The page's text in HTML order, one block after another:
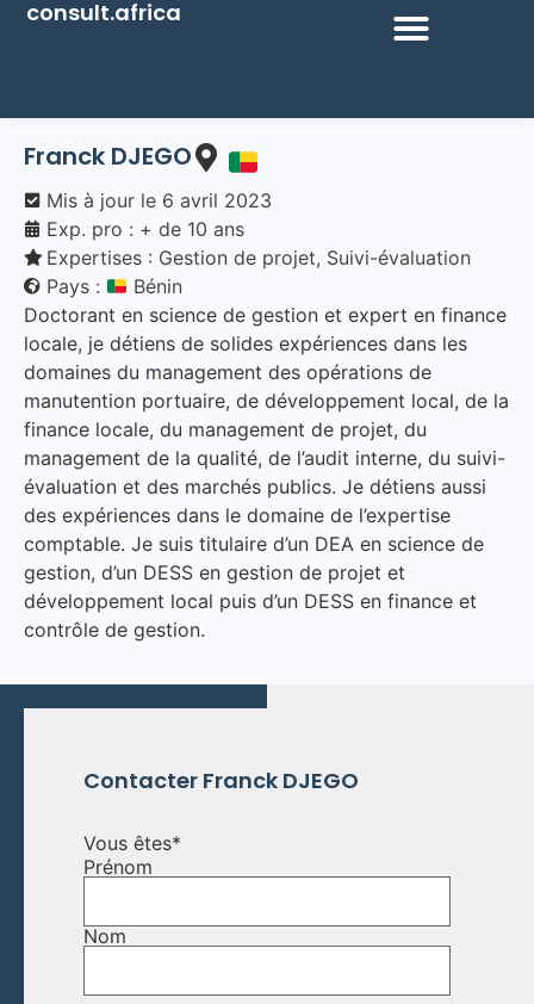
consult.africa
Franck DJEGO
Mis à jour le 6 avril 2023
Exp. pro : + de 10 ans
Expertises : Gestion de projet, Suivi-évaluation
Pays :
Bénin
Doctorant en science de gestion et expert en finance
locale, je détiens de solides expériences dans les
domaines du management des opérations de
manutention portuaire, de développement local, de la
finance locale, du management de projet, du
management de la qualité, de l’audit interne, du suivi-
évaluation et des marchés publics. Je détiens aussi
des expériences dans le domaine de l’expertise
comptable. Je suis titulaire d’un DEA en science de
gestion, d’un DESS en gestion de projet et
développement local puis d’un DESS en finance et
contrôle de gestion.
Contacter Franck DJEGO
Vous êtes*
Prénom
Nom